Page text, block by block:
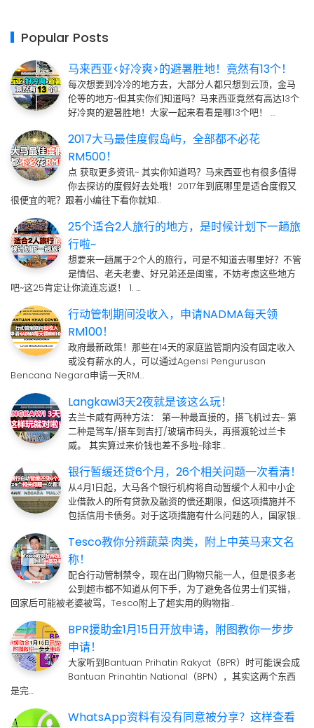
Popular Posts
马来西亚<好冷爽>的避暑胜地！竟然有13个！
每次想要到冷冷的地方去，大部分人都只想到云顶，金马
伦等的地方~但其实你们知道吗？马来西亚竟然有高达13个
好冷爽的避暑胜地！大家一起来看看是哪13个吧！ …
2017大马最佳度假岛屿，全部都不必花
RM500！
点 获取更多资讯~ 其实你知道吗？马来西亚也有很多值得
你去探访的度假好去处哦！2017年到底哪里是适合度假又
很便宜的呢？跟着小编往下看你就知…
25个适合2人旅行的地方，是时候计划下一趟旅
行啦~
想要来一趟属于2个人的旅行，可是不知道去哪里好？不管
是情侣、老夫老妻、好兄弟还是闺蜜，不妨考虑这些地方
吧~这25肯定让你流连忘返！ 1. …
行动管制期间没收入，申请NADMA每天领
RM100！
政府最新政策！那些在14天的家庭监管期内没有固定收入
或没有薪水的人，可以通过Agensi Pengurusan
Bencana Negara申请一天RM…
Langkawi3天2夜就是该这么玩！
去兰卡威有两种方法： 第一种最直接的，搭飞机过去~ 第
二种是驾车/搭车到吉打/玻璃市码头，再搭渡轮过兰卡
威。 其实算过来价钱也差不多啦~除非…
银行暂缓还贷6个月，26个相关问题一次看清！
从4月1日起，大马各个银行机构将自动暂缓个人和中小企
业借款人的所有贷款及融资的偿还期限，但这项措施并不
包括信用卡债务。对于这项措施有什么问题的人，国家银…
Tesco教你分辨蔬菜·肉类，附上中英马来文名
称！
配合行动管制禁令，现在出门购物只能一人，但是很多老
公到超市都不知道从何下手，为了避免各位男士们买错，
回家后可能被老婆被骂，Tesco附上了超实用的购物指…
BPR援助金1月15日开放申请，附图教你一步步
申请！
大家听到Bantuan Prihatin Rakyat（BPR）时可能误会成
Bantuan Prinahtin National（BPN），其实这两个东西
是完…
WhatsApp资料有没有同意被分享？这样查看